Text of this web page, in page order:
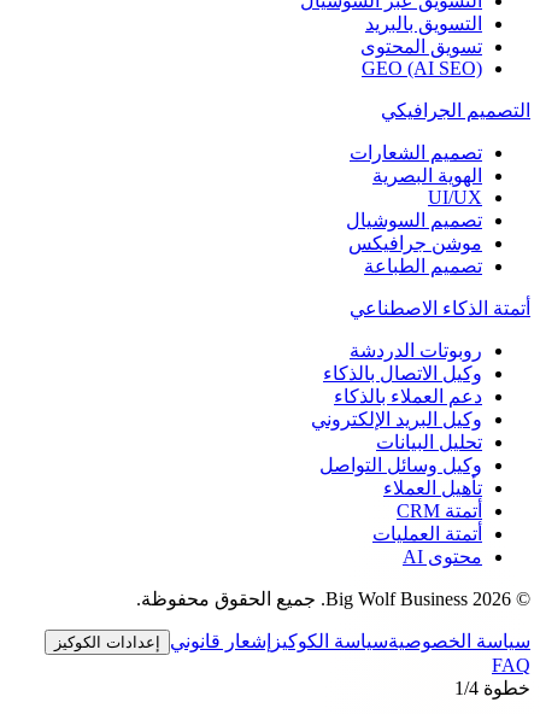
التسويق بالبريد
تسويق المحتوى
GEO (AI SEO)
التصميم الجرافيكي
تصميم الشعارات
الهوية البصرية
UI/UX
تصميم السوشيال
موشن جرافيكس
تصميم الطباعة
أتمتة الذكاء الاصطناعي
روبوتات الدردشة
وكيل الاتصال بالذكاء
دعم العملاء بالذكاء
وكيل البريد الإلكتروني
تحليل البيانات
وكيل وسائل التواصل
تأهيل العملاء
أتمتة CRM
أتمتة العمليات
محتوى AI
©
2026 جميع الحقوق محفوظة.
سياسة الخصوصيةسياسة الكوكيز إشعار قانوني إعدادات الكوكيز
FAQ
خطوة
1/4